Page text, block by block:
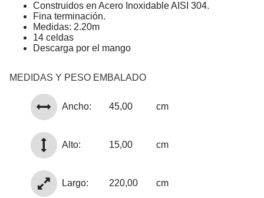
Construidos en Acero Inoxidable AISI 304.
Fina terminación.
Medidas: 2.20m
14 celdas
Descarga por el mango
MEDIDAS Y PESO EMBALADO
Ancho: 45,00 cm
Alto: 15,00 cm
Largo: 220,00 cm